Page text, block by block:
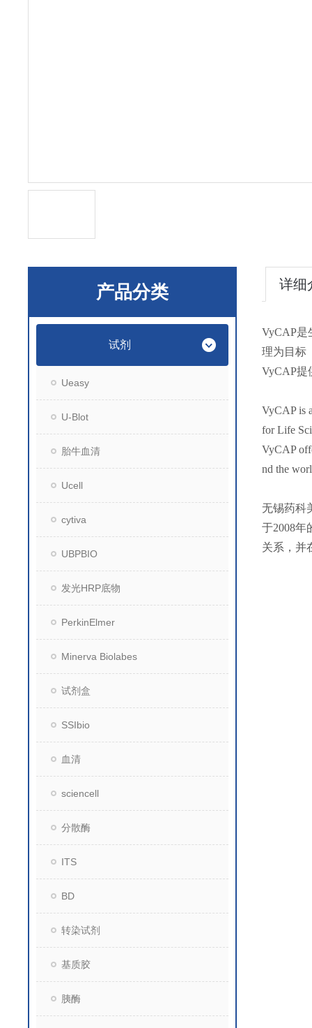
产品分类
试剂
Ueasy
U-Blot
胎牛血清
Ucell
cytiva
UBPBIO
发光HRP底物
PerkinElmer
Minerva Biolabes
试剂盒
SSIbio
血清
sciencell
分散酶
ITS
BD
转染试剂
基质胶
胰酶
详细
VyCAP是
理为目标
VyCAP提
VyCAP is
for Life
VyCAP
nd the
无锡药科
于2008年
关系，并